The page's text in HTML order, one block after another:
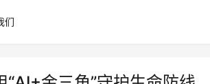
们